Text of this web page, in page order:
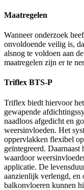
Maatregelen
Wanneer onderzoek
onvoldoende veilig is,
alsnog te voldoen aan
maatregelen zijn er te
Triflex BTS-P
Triflex biedt hiervoor
gewapende
naadloos afgedicht en
weersinvloeden. Het
oppervlakken flexibel
geïntegreerd. Daarnaast
waardoor
applicatie. De
aanzienlijk verlengd, en
balkonvloeren kunnen